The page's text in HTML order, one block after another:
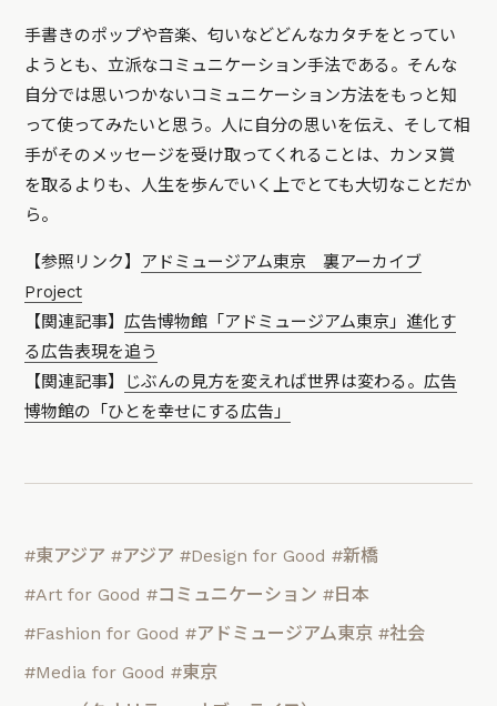
手書きのポップや音楽、匂いなどどんなカタチをとってい
ようとも、立派なコミュニケーション手法である。そんな
自分では思いつかないコミュニケーション方法をもっと知
って使ってみたいと思う。人に自分の思いを伝え、そして相
手がそのメッセージを受け取ってくれることは、カンヌ賞
を取るよりも、人生を歩んでいく上でとても大切なことだか
ら。
【参照リンク】 アドミュージアム東京 裏アーカイブ
Project
【関連記事】広告博物館「アドミュージアム東京」進化す
る広告表現を追う
【関連記事】
じぶんの見方を変えれば世界は変わる。広告
博物館の「ひとを幸せにする広告」
#東アジア #アジア #Design for Good #新橋
#Art for Good #コミュニケーション #日本
#Fashion for Good #アドミュージアム東京 #社会
#Media for Good #東京